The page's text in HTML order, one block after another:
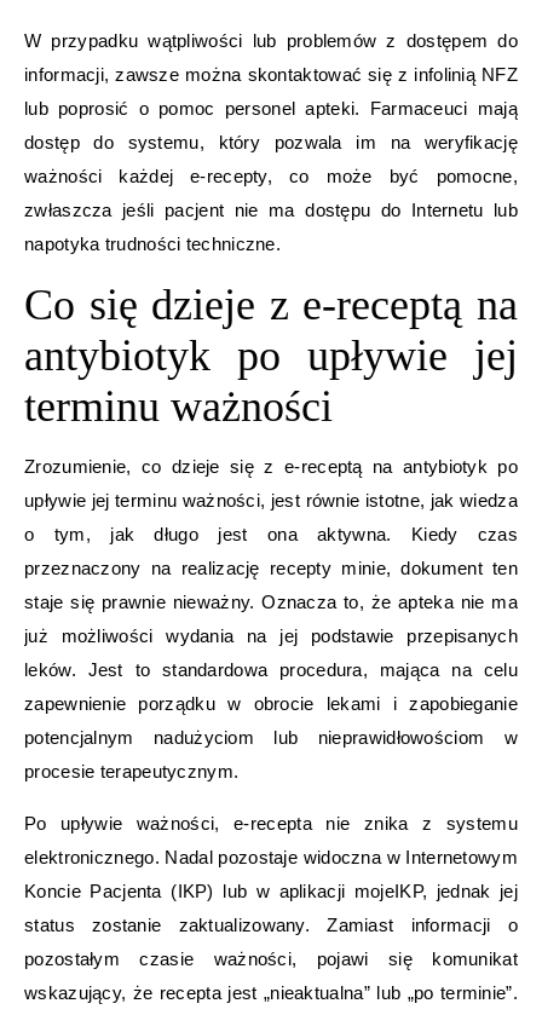
W przypadku wątpliwości lub problemów z dostępem do
informacji, zawsze można skontaktować się z infolinią NFZ
lub poprosić o pomoc personel apteki. Farmaceuci mają
dostęp do systemu, który pozwala im na weryfikację
ważności każdej e-recepty, co może być pomocne,
zwłaszcza jeśli pacjent nie ma dostępu do Internetu lub
napotyka trudności techniczne.
Co się dzieje z e-receptą na
antybiotyk po upływie jej
terminu ważności
Zrozumienie, co dzieje się z e-receptą na antybiotyk po
upływie jej terminu ważności, jest równie istotne, jak wiedza
o tym, jak długo jest ona aktywna. Kiedy czas
przeznaczony na realizację recepty minie, dokument ten
staje się prawnie nieważny. Oznacza to, że apteka nie ma
już możliwości wydania na jej podstawie przepisanych
leków. Jest to standardowa procedura, mająca na celu
zapewnienie porządku w obrocie lekami i zapobieganie
potencjalnym nadużyciom lub nieprawidłowościom w
procesie terapeutycznym.
Po upływie ważności, e-recepta nie znika z systemu
elektronicznego. Nadal pozostaje widoczna w Internetowym
Koncie Pacjenta (IKP) lub w aplikacji mojeIKP, jednak jej
status zostanie zaktualizowany. Zamiast informacji o
pozostałym czasie ważności, pojawi się komunikat
wskazujący, że recepta jest „nieaktualna” lub „po terminie”.